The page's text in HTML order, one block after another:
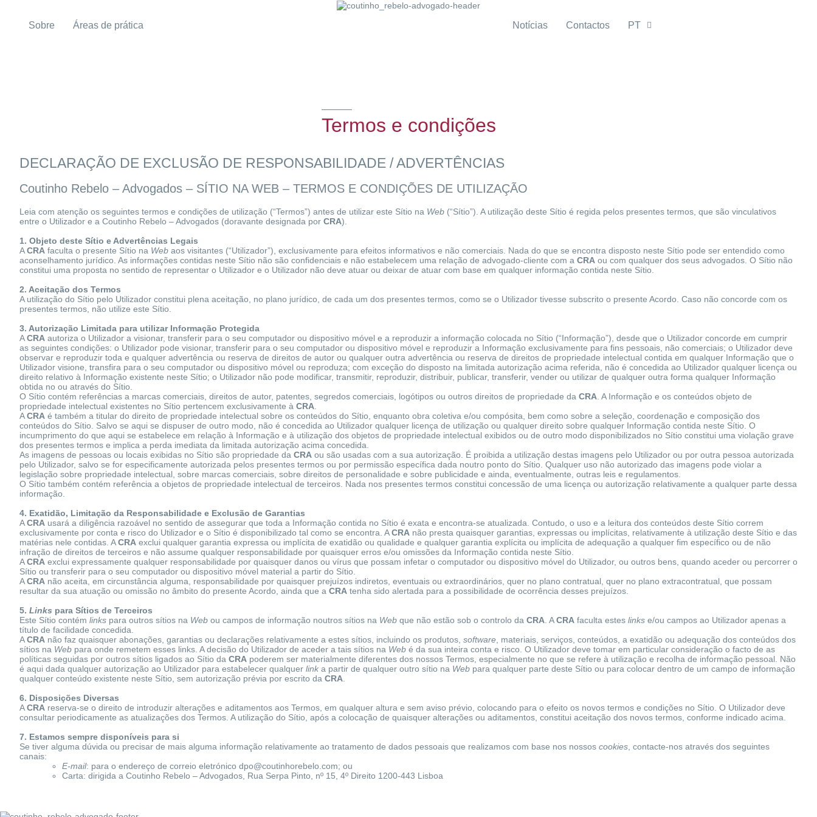
Sobre Áreas de prática Notícias Contactos PT
Termos e condições
DECLARAÇÃO DE EXCLUSÃO DE RESPONSABILIDADE / ADVERTÊNCIAS
Coutinho Rebelo – Advogados – SÍTIO NA WEB – TERMOS E CONDIÇÕES DE UTILIZAÇÃO
Leia com atenção os seguintes termos e condições de utilização (“Termos”) antes de utilizar este Sítio na Web (“Sítio”). A utilização deste Sítio é regida pelos presentes termos, que são vinculativos
entre o Utilizador e a Coutinho Rebelo – Advogados (doravante designada por CRA).
1. Objeto deste Sítio e Advertências Legais
ACRA faculta o presente Sítio na Web aos visitantes (“Utilizador”), exclusivamente para efeitos informativos e não comerciais. Nada do que se encontra disposto neste Sítio pode ser entendido como
aconselhamento jurídico. As informações contidas neste Sítio não são confidenciais e não estabelecem uma relação de advogado-cliente com a CRA ou com qualquer dos seus advogados. O Sítio não
constitui uma proposta no sentido de representar o Utilizador e o Utilizador não deve atuar ou deixar de atuar com base em qualquer informação contida neste Sítio.
2. Aceitação dos Termos
A utilização do Sítio pelo Utilizador constitui plena aceitação, no plano jurídico, de cada um dos presentes termos, como se o Utilizador tivesse subscrito o presente Acordo. Caso não concorde com os
presentes termos, não utilize este Sítio.
3. Autorização Limitada para utilizar Informação Protegida
ACRA autoriza o Utilizador a visionar, transferir para o seu computador ou dispositivo móvel e a reproduzir a informação colocada no Sítio (“Informação”), desde que o Utilizador concorde em cumprir
as seguintes condições: o Utilizador pode visionar, transferir para o seu computador ou dispositivo móvel e reproduzir a Informação exclusivamente para fins pessoais, não comerciais; o Utilizador deve
observar e reproduzir toda e qualquer advertência ou reserva de direitos de autor ou qualquer outra advertência ou reserva de direitos de propriedade intelectual contida em qualquer Informação que o
Utilizador visione, transfira para o seu computador ou dispositivo móvel ou reproduza; com exceção do disposto na limitada autorização acima referida, não é concedida ao Utilizador qualquer licença ou
direito relativo à Informação existente neste Sítio; o Utilizador não pode modificar, transmitir, reproduzir, distribuir, publicar, transferir, vender ou utilizar de qualquer outra forma qualquer Informação
obtida no ou através do Sítio.
O Sítio contém referências a marcas comerciais, direitos de autor, patentes, segredos comerciais, logótipos ou outros direitos de propriedade da CRA . A Informação e os conteúdos objeto de
propriedade intelectual existentes no Sítio pertencem exclusivamente à CRA
ACRA é também a titular do direito de propriedade intelectual sobre os conteúdos do Sítio, enquanto obra coletiva e/ou compósita, bem como sobre a seleção, coordenação e composição dos
conteúdos do Sítio. Salvo se aqui se dispuser de outro modo, não é concedida ao Utilizador qualquer licença de utilização ou qualquer direito sobre qualquer Informação contida neste Sítio. O
incumprimento do que aqui se estabelece em relação à Informação e à utilização dos objetos de propriedade intelectual exibidos ou de outro modo disponibilizados no Sítio constitui uma violação grave
dos presentes termos e implica a perda imediata da limitada autorização acima concedida.
As imagens de pessoas ou locais exibidas no Sítio são propriedade da CRA ou são usadas com a sua autorização. É proibida a utilização destas imagens pelo Utilizador ou por outra pessoa autorizada
pelo Utilizador, salvo se for especificamente autorizada pelos presentes termos ou por permissão específica dada noutro ponto do Sítio. Qualquer uso não autorizado das imagens pode violar a
legislação sobre propriedade intelectual, sobre marcas comerciais, sobre direitos de personalidade e sobre publicidade e ainda, eventualmente, outras leis e regulamentos.
O Sítio também contém referência a objetos de propriedade intelectual de terceiros. Nada nos presentes termos constitui concessão de uma licença ou autorização relativamente a qualquer parte dessa
informação.
4. Exatidão, Limitação da Responsabilidade e Exclusão de Garantias
ACRA usará a diligência razoável no sentido de assegurar que toda a Informação contida no Sítio é exata e encontra-se atualizada. Contudo, o uso e a leitura dos conteúdos deste Sítio correm
exclusivamente por conta e risco do Utilizador e o Sítio é disponibilizado tal como se encontra. ACRA não presta quaisquer garantias, expressas ou implícitas, relativamente à utilização deste Sítio e das
matérias nele contidas. ACRA exclui qualquer garantia expressa ou implícita de exatidão ou qualidade e qualquer garantia explícita ou implícita de adequação a qualquer fim específico ou de não
infração de direitos de terceiros e não assume qualquer responsabilidade por quaisquer erros e/ou omissões da Informação contida neste Sítio.
ACRA exclui expressamente qualquer responsabilidade por quaisquer danos ou vírus que possam infetar o computador ou dispositivo móvel do Utilizador, ou outros bens, quando aceder ou percorrer o
Sítio ou transferir para o seu computador ou dispositivo móvel material a partir do Sítio.
ACRA não aceita, em circunstância alguma, responsabilidade por quaisquer prejuízos indiretos, eventuais ou extraordinários, quer no plano contratual, quer no plano extracontratual, que possam
resultar da sua atuação ou omissão no âmbito do presente Acordo, ainda que a CRA tenha sido alertada para a possibilidade de ocorrência desses prejuízos.
5. Links para Sítios de Terceiros
Este Sítio contém links para outros sítios na Web ou campos de informação noutros sítios na Web que não estão sob o controlo da CRA . ACRA faculta estes links e/ou campos ao Utilizador apenas a
título de facilidade concedida.
ACRA não faz quaisquer abonações, garantias ou declarações relativamente a estes sítios, incluindo os produtos, software , materiais, serviços, conteúdos, a exatidão ou adequação dos conteúdos dos
sítios na Web para onde remetem esses links. A decisão do Utilizador de aceder a tais sítios na Web é da sua inteira conta e risco. O Utilizador deve tomar em particular consideração o facto de as
políticas seguidas por outros sítios ligados ao Sítio da CRA poderem ser materialmente diferentes dos nossos Termos, especialmente no que se refere à utilização e recolha de informação pessoal. Não
é aqui dada qualquer autorização ao Utilizador para estabelecer qualquer link a partir de qualquer outro sítio na Web para qualquer parte deste Sítio ou para colocar dentro de um campo de informação
qualquer conteúdo existente neste Sítio, sem autorização prévia por escrito da CRA
6. Disposições Diversas
ACRA reserva-se o direito de introduzir alterações e aditamentos aos Termos, em qualquer altura e sem aviso prévio, colocando para o efeito os novos termos e condições no Sítio. O Utilizador deve
consultar periodicamente as atualizações dos Termos. A utilização do Sítio, após a colocação de quaisquer alterações ou aditamentos, constitui aceitação dos novos termos, conforme indicado acima.
7. Estamos sempre disponíveis para si
Se tiver alguma dúvida ou precisar de mais alguma informação relativamente ao tratamento de dados pessoais que realizamos com base nos nossos cookies , contacte-nos através dos seguintes
canais:
E-mail: para o endereço de correio eletrónico dpo@coutinhorebelo.com; ou
Carta: dirigida a Coutinho Rebelo – Advogados, Rua Serpa Pinto, nº 15, 4º Direito 1200-443 Lisboa